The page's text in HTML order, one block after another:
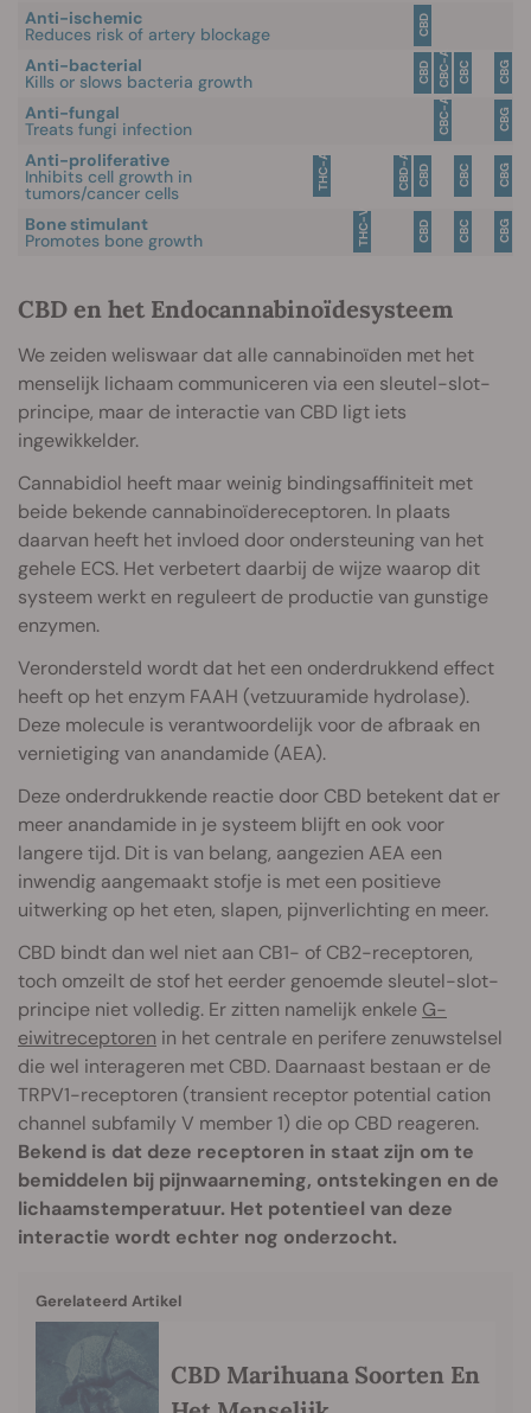
Anti-ischemic
Reduces risk of artery blockage CBD
Anti-bacterial
Kills or slows bacteria growth CBD CBC-A CBC CBG
Anti-fungal
Treats fungi infection CBC-A CBG
Anti-proliferative
Inhibits cell growth in
tumors/cancer cells
THC-A CBD-A CBD CBC CBG
Bone stimulant
Promotes bone growth THC-V CBD CBC CBG
CBD en het Endocannabinoïdesysteem
We zeiden weliswaar dat alle cannabinoïden met het
menselijk lichaam communiceren via een sleutel-slot-
principe, maar de interactie van CBD ligt iets
ingewikkelder.
Cannabidiol heeft maar weinig bindingsaffiniteit met
beide bekende cannabinoïdereceptoren. In plaats
daarvan heeft het invloed door ondersteuning van het
gehele ECS. Het verbetert daarbij de wijze waarop dit
systeem werkt en reguleert de productie van gunstige
enzymen.
Verondersteld wordt dat het een onderdrukkend effect
heeft op het enzym FAAH (vetzuuramide hydrolase).
Deze molecule is verantwoordelijk voor de afbraak en
vernietiging van anandamide (AEA).
Deze onderdrukkende reactie door CBD betekent dat er
meer anandamide in je systeem blijft en ook voor
langere tijd. Dit is van belang, aangezien AEA een
inwendig aangemaakt stofje is met een positieve
uitwerking op het eten, slapen, pijnverlichting en meer.
CBD bindt dan wel niet aan CB1- of CB2-receptoren,
toch omzeilt de stof het eerder genoemde sleutel-slot-
principe niet volledig. Er zitten namelijk enkele G-
eiwitreceptoren in het centrale en perifere zenuwstelsel
die wel interageren met CBD. Daarnaast bestaan er de
TRPV1-receptoren (transient receptor potential cation
channel subfamily V member 1) die op CBD reageren.
Bekend is dat deze receptoren in staat zijn om te
bemiddelen bij pijnwaarneming, ontstekingen en de
lichaamstemperatuur. Het potentieel van deze
interactie wordt echter nog onderzocht.
Gerelateerd Artikel
CBD Marihuana Soorten En